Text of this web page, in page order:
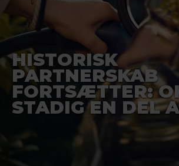
HISTORISK
PARTNERSKAB
FORTSÆTTER:
STADIG EN DEL